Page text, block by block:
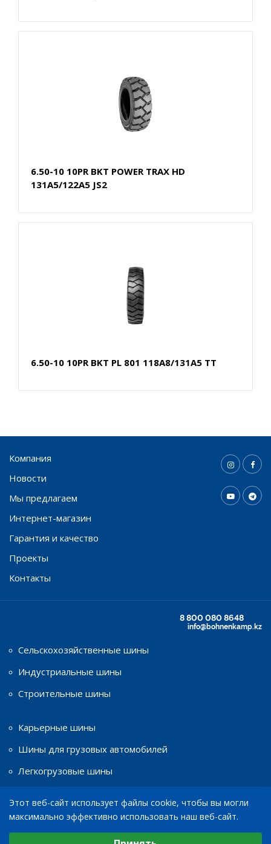
6.50-10 10PR BKT POWER TRAX HD
131A5/122A5 JS2
6.50-10 10PR BKT PL 801 118A8/131A5 TT
Компания
Новости
Мы предлагаем
Интернет-магазин
Гарантия и качество
Проекты
Контакты
8 800 080 8648
info@bohnenkamp.kz
Сельскохозяйственные шины
Индустриальные шины
Строительные шины
Карьерные шины
Шины для грузовых автомобилей
Легкогрузовые шины
Шины для мототехники
Этот веб-сайт использует файлы cookie, чтобы вы могли
максимально эффективно использовать наш веб-сайт.
Выберите настройки cookie